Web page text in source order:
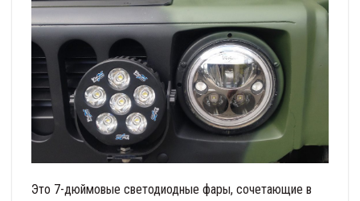
Это 7-дюймовые светодиодные фары, сочетающие в